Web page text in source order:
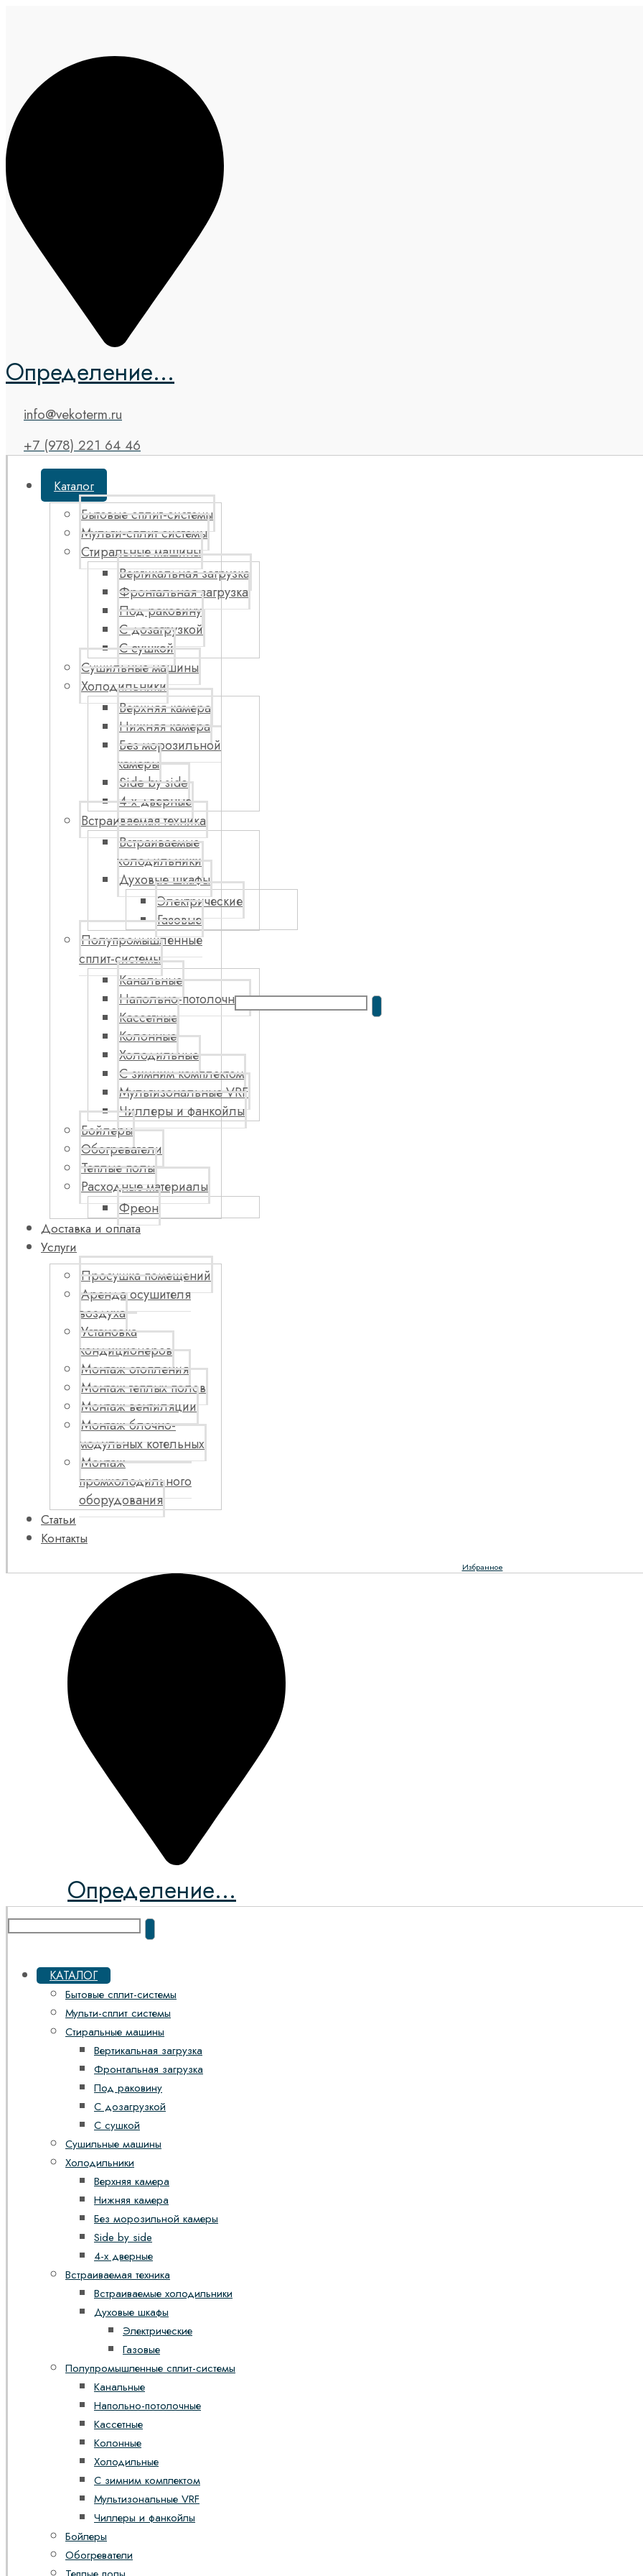
Определение...
info@vekoterm.ru
+7 (978) 221 64 46
Каталог
Бытовые сплит-системы
Мульти-сплит системы
Стиральные машины
Вертикальная загрузка
Фронтальная загрузка
Под раковину
С дозагрузкой
С сушкой
Сушильные машины
Холодильники
Верхняя камера
Нижняя камера
Без морозильной
камеры
Side by side
4-х дверные
Встраиваемая техника
Встраиваемые
холодильники
Духовые шкафы
Электрические
Газовые
Полупромышленные
сплит-системы
Канальные
Напольно-потолочные
Кассетные
Колонные
Холодильные
С зимним комплектом
Мультизональные VRF
Чиллеры и фанкойлы
Бойлеры
Обогреватели
Теплые полы
Расходные материалы
Фреон
Доставка и оплата
Услуги
Просушка помещений
Аренда осушителя
воздуха
Установка
кондиционеров
Монтаж отопления
Монтаж теплых полов
Монтаж вентиляции
Монтаж блочно-
модульных котельных
Монтаж
промхолодильного
оборудования
Статьи
Контакты
Избранное
Определение...
КАТАЛОГ
Бытовые сплит-системы
Мульти-сплит системы
Стиральные машины
Вертикальная загрузка
Фронтальная загрузка
Под раковину
С дозагрузкой
С сушкой
Сушильные машины
Холодильники
Верхняя камера
Нижняя камера
Без морозильной камеры
Side by side
4-х дверные
Встраиваемая техника
Встраиваемые холодильники
Духовые шкафы
Электрические
Газовые
Полупромышленные сплит-системы
Канальные
Напольно-потолочные
Кассетные
Колонные
Холодильные
С зимним комплектом
Мультизональные VRF
Чиллеры и фанкойлы
Бойлеры
Обогреватели